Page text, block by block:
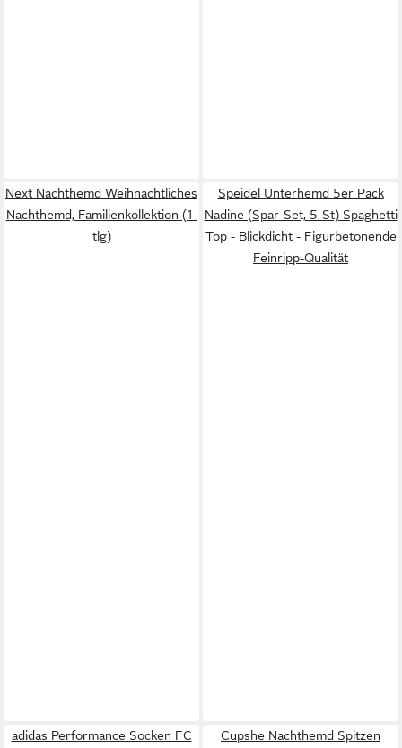
Next Nachthemd Weihnachtliches
Nachthemd, Familienkollektion (1-
tlg)
Speidel Unterhemd 5er Pack
Nadine (Spar-Set, 5-St) Spaghetti
Top - Blickdicht - Figurbetonende
Feinripp-Qualität
adidas Performance Socken FC
Cupshe Nachthemd Spitzen